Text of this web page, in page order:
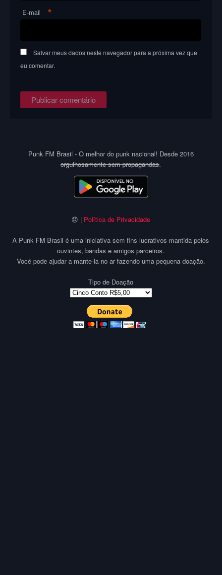
E-mail *
Salvar meus dados neste navegador para a próxima vez que
eu comentar.
Punk FM Brasil - O melhor do punk nacional! Desde 2016
orgulhosamente sem propagandas.
😞 | Política de Privacidade
A Punk FM Brasil é uma iniciativa sem fins lucrativos mantida pelos
ouvintes, bandas e amigos parceiros.
Você pode ajudar a mante-la no ar fazendo uma pequena doação.
Tipo de Doação